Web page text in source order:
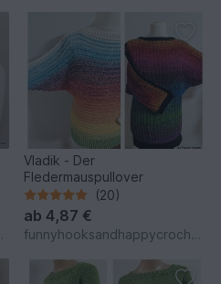
Vladik - Der
Fledermauspullover
(20)
ab 4,87 €
funnyhooksandhappycrochets